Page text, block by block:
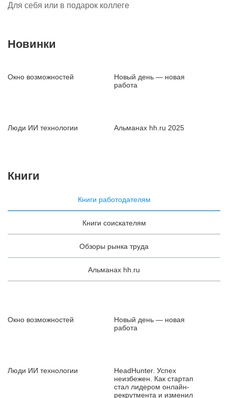
Для себя или в подарок коллеге
Новинки
Окно возможностей
Новый день — новая
работа
Люди ИИ технологии Альманах hh.ru 2025
Книги
Книги работодателям
Книги соискателям
Обзоры рынка труда
Альманах hh.ru
Окно возможностей
Новый день — новая
работа
Люди ИИ технологии
HeadHunter. Успех
неизбежен. Как стартап
стал лидером онлайн-
рекрутмента и изменил